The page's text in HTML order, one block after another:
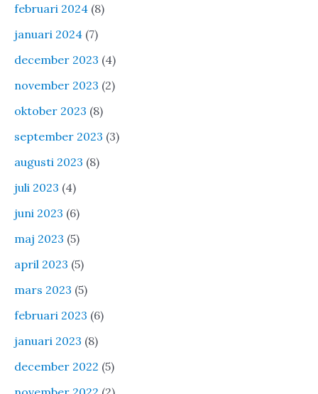
februari 2024 (8)
januari 2024 (7)
december 2023 (4)
november 2023 (2)
oktober 2023 (8)
september 2023 (3)
augusti 2023 (8)
juli 2023 (4)
juni 2023 (6)
maj 2023 (5)
april 2023 (5)
mars 2023 (5)
februari 2023 (6)
januari 2023 (8)
december 2022 (5)